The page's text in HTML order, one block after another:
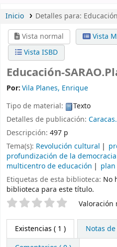
Inicio Detalles para:
Vista normal
Vista
Vista ISBD
Educación-
Por:Vila Planes, Enrique
Tipo de material:
Texto
Detalles de publicación:
Descripción: 497 p
Tema(s): Revolución cultural
profundización de la democracia
multicentro de educación
Etiquetas de esta biblioteca: No
biblioteca para este título.
Valoración Valoración
Existencias ( 1 )
Notas